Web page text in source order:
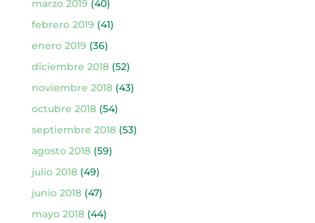
marzo 2019 (40)
febrero 2019 (41)
enero 2019 (36)
diciembre 2018(52)
noviembre 2018(43)
octubre 2018(54)
septiembre 2018(53)
agosto 2018(59)
julio 2018(49)
junio 2018(47)
mayo 2018(44)